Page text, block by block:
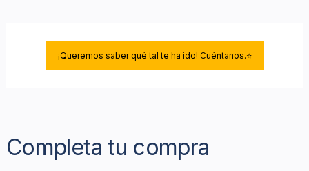
¡Queremos saber qué tal te ha ido! Cuéntanos.⭐
Completa tu compra